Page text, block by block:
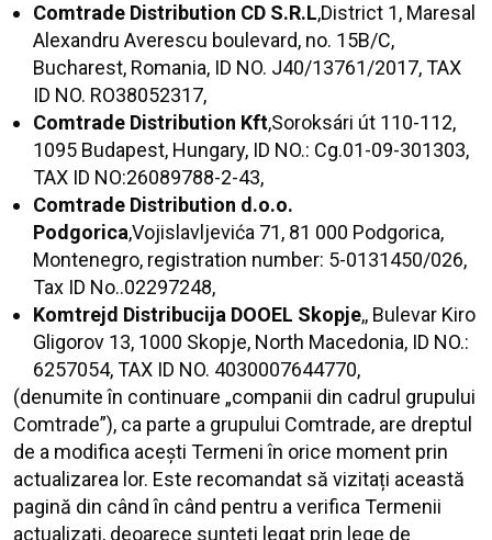
Comtrade Distribution CD S.R.L,District 1, Maresal
Alexandru Averescu boulevard, no. 15B/C,
Bucharest, Romania, ID NO. J40/13761/2017, TAX
ID NO. RO38052317,
Comtrade Distribution Kft,Soroksári út 110-112,
1095 Budapest, Hungary, ID NO.: Cg.01-09-301303,
TAX ID NO:26089788-2-43,
Comtrade Distribution d.o.o.
Podgorica,Vojislavljevića 71, 81 000 Podgorica,
Montenegro, registration number: 5-0131450/026,
Tax ID No..02297248,
Komtrejd Distribucija DOOEL Skopje,, Bulevar Kiro
Gligorov 13, 1000 Skopje, North Macedonia, ID NO.:
6257054, TAX ID NO. 4030007644770,
(denumite în continuare „companii din cadrul grupului
Comtrade”), ca parte a grupului Comtrade, are dreptul
de a modifica acești Termeni în orice moment prin
actualizarea lor. Este recomandat să vizitați această
pagină din când în când pentru a verifica Termenii
actualizați, deoarece sunteți legat prin lege de